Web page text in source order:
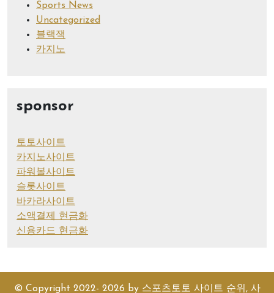
Sports News
Uncategorized
블랙잭
카지노
sponsor
토토사이트
카지노사이트
파워볼사이트
슬롯사이트
바카라사이트
소액결제 현금화
신용카드 현금화
© Copyright 2022- 2026 by 스포츠토토 사이트 순위, 사